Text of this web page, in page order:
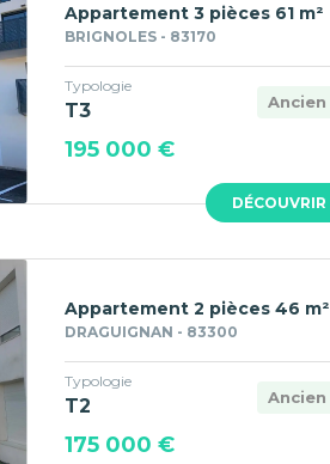
DÉCOUVRIR
Appartement 3 pièces 61 m²
BRIGNOLES - 83170
Ancien
Typologie
T3
195 000 €
Appartement 2 pièces 46 m²
DRAGUIGNAN - 83300
Ancien
Typologie
T2
175 000 €